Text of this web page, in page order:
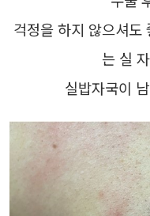
걱정을 하지 않으셔도
는 실
실밥자국이